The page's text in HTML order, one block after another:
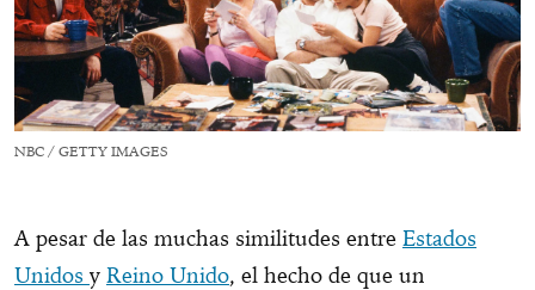
NBC / GETTY IMAGES
A pesar de las muchas similitudes entre Estados
Unidos y Reino Unido, el hecho de que un